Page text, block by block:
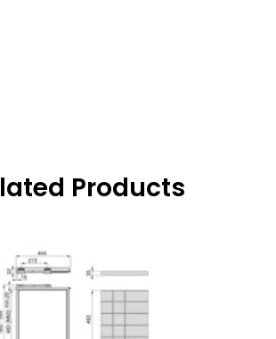
Products